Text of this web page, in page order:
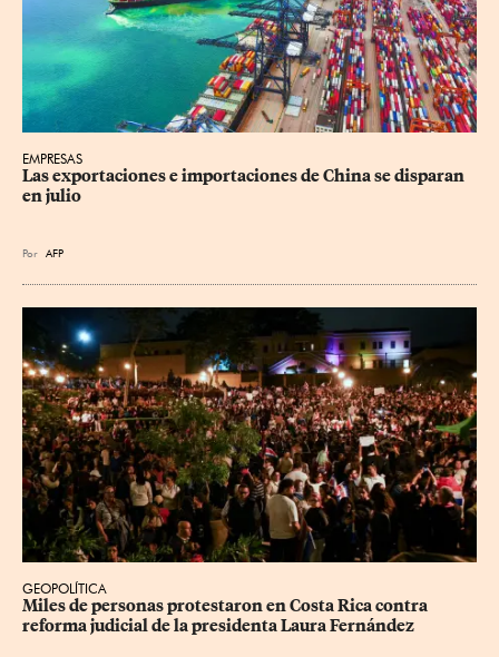
EMPRESAS
Las exportaciones e importaciones de China se disparan
en julio
Por AFP
GEOPOLÍTICA
Miles de personas protestaron en Costa Rica contra
reforma judicial de la presidenta Laura Fernández